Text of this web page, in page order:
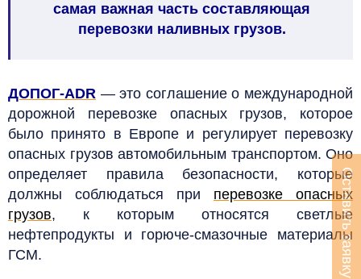
самая важная часть составляющая
перевозки наливных грузов.
ДОПОГ-ADR — это соглашение о международной
дорожной перевозке опасных грузов, которое
было принято в Европе и регулирует перевозку
опасных грузов автомобильным транспортом. Оно
определяет правила безопасности, которые
должны соблюдаться при перевозке опасных
грузов, к которым относятся светлые
нефтепродукты и горюче-смазочные материалы
ГСМ.
Оставить заявку